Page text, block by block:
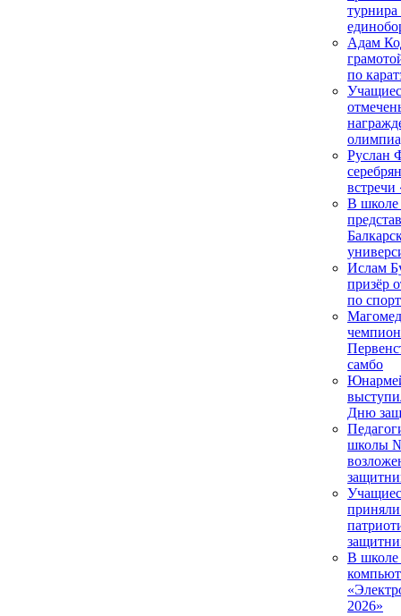
Адам
по
Руслан
встречи
В школе
Ислам
призёр
по
самбо
Дню
школы №
приняли
В школе
2026»